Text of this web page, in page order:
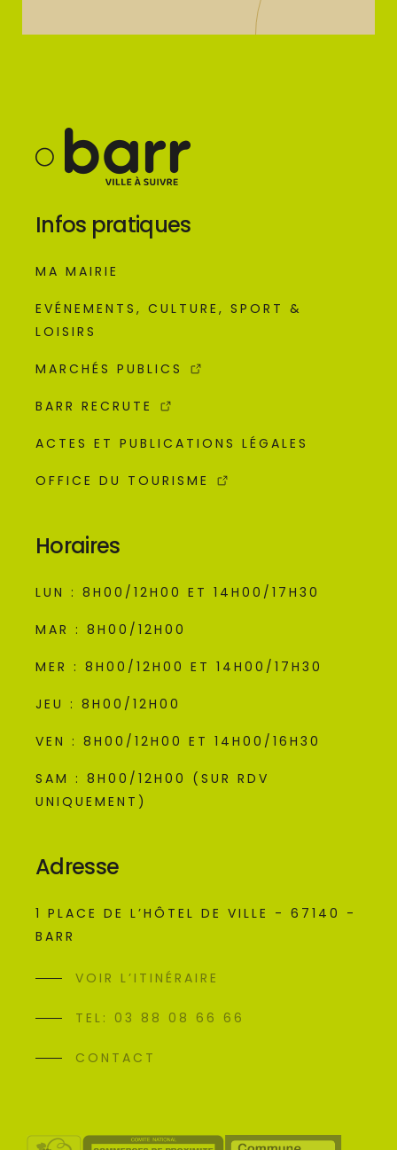
Infos pratiques
MA MAIRIE
EVÉNEMENTS, CULTURE, SPORT &
LOISIRS
MARCHÉS PUBLICS
BARR RECRUTE
ACTES ET PUBLICATIONS LÉGALES
OFFICE DU TOURISME
Horaires
LUN : 8H00/12H00 ET 14H00/17H30
MAR : 8H00/12H00
MER : 8H00/12H00 ET 14H00/17H30
JEU : 8H00/12H00
VEN : 8H00/12H00 ET 14H00/16H30
SAM : 8H00/12H00 (SUR RDV
UNIQUEMENT)
Adresse
1 PLACE DE L’HÔTEL DE VILLE - 67140 -
BARR
VOIR L’ITINÉRAIRE
TEL: 03 88 08 66 66
CONTACT